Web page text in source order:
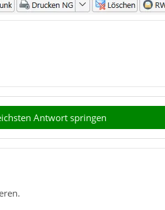
Antwort springen